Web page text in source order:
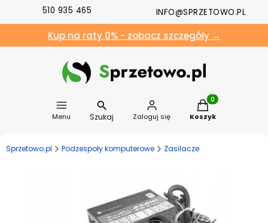
510 935 465 INFO@SPRZETOWO.PL
Kup na raty 0% - zobacz szczegóły →
Menu Szukaj Zaloguj się
Produkty w
Koszyk
Sprzetowo.pl Podzespoły komputerowe Zasilacze